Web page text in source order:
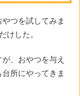
つを試してみま
けした。
、おやつを与え
所にやってきま